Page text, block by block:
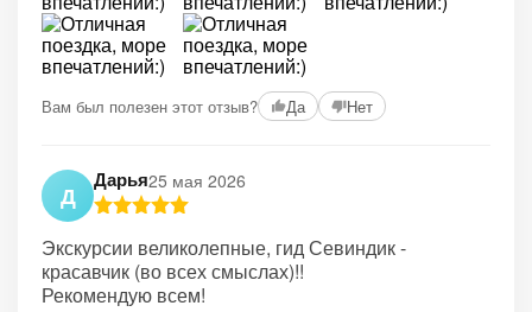
Вам был полезен этот отзыв? Да Нет
Д
Дарья25 мая 2026
Экскурсии великолепные, гид Севиндик -
красавчик (во всех смыслах)!!
Рекомендую всем!